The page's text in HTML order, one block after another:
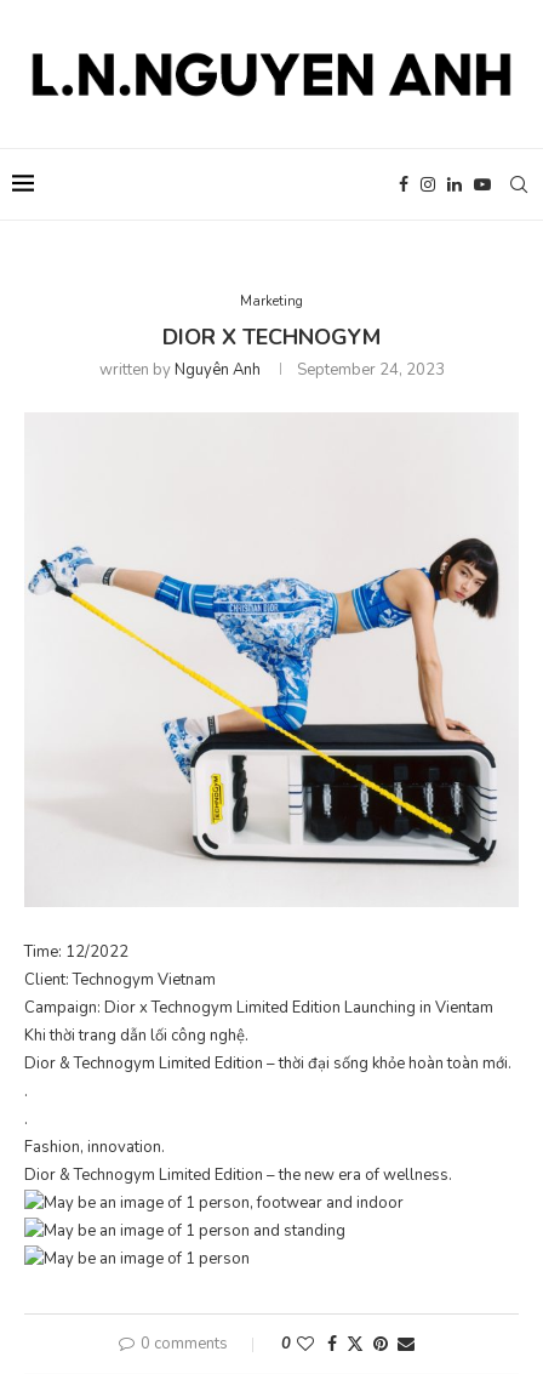
Marketing
DIOR X TECHNOGYM
written byNguyên Anh September 24, 2023
Time: 12/2022
Client: Technogym Vietnam
Campaign: Dior x Technogym Limited Edition Launching in Vientam
Khi thời trang dẫn lối công nghệ.
Dior & Technogym Limited Edition – thời đại sống khỏe hoàn toàn mới.
.
.
Fashion, innovation.
Dior & Technogym Limited Edition – the new era of wellness.
0 comments 0